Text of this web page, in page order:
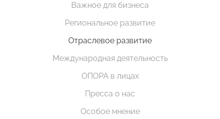
Важное для бизнеса
Региональное развитие
Отраслевое развитие
Международная деятельность
ОПОРА в лицах
Пресса о нас
Особое мнение